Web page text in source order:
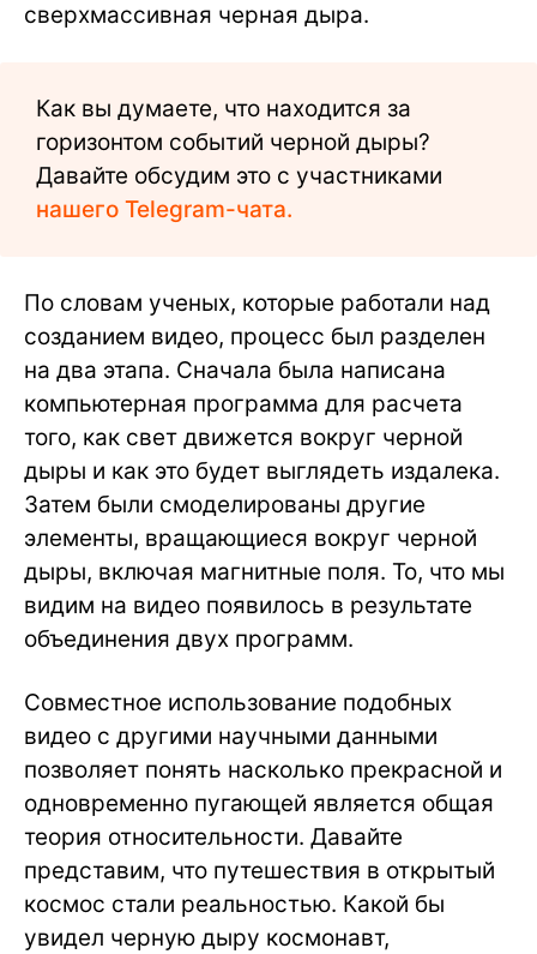
сверхмассивная черная дыра.
Как вы думаете, что находится за
горизонтом событий черной дыры?
Давайте обсудим это с участниками
нашего Telegram-чата.
По словам ученых, которые работали над
созданием видео, процесс был разделен
на два этапа. Сначала была написана
компьютерная программа для расчета
того, как свет движется вокруг черной
дыры и как это будет выглядеть издалека.
Затем были смоделированы другие
элементы, вращающиеся вокруг черной
дыры, включая магнитные поля. То, что мы
видим на видео появилось в результате
объединения двух программ.
Совместное использование подобных
видео с другими научными данными
позволяет понять насколько прекрасной и
одновременно пугающей является общая
теория относительности. Давайте
представим, что путешествия в открытый
космос стали реальностью. Какой бы
увидел черную дыру космонавт,